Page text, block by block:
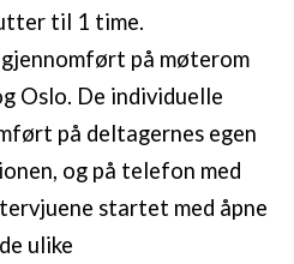
til 1 time.
på møterom
Oslo. De individuelle
på deltagernes egen
og på telefon med
startet med åpne
ulike